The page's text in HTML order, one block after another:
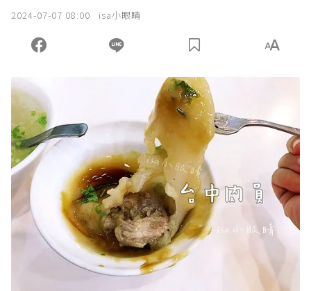
2024-07-07 08:00 isa小眼睛